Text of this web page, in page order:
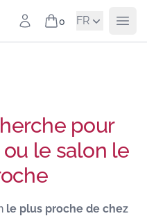
Mon compte
0 FR
pour
le salon le
le plus proche de chez